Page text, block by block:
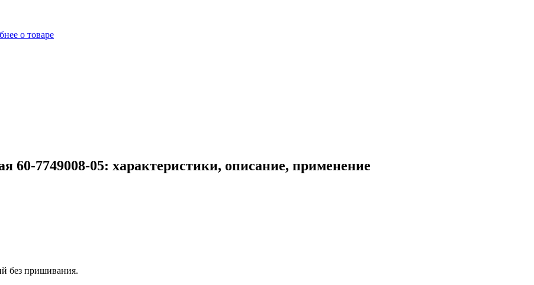
о товаре
60-7749008-05: характеристики, описание, применение
без пришивания.